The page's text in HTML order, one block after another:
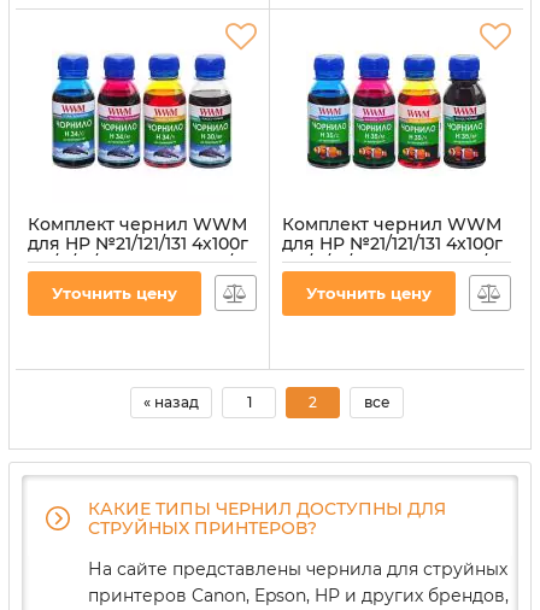
Комплект чернил WWM
для HP №21/121/131 4х100г
BP/C/M/Y Пигментное/
(H30/34SET-2)
Уточнить цену
Комплект чернил WWM
для HP №21/121/131 4х100г
BP/C/M/Y Пигментное/
(H35SET-2) для СНПЧ
Уточнить цену
« назад 1 2 все
КАКИЕ ТИПЫ ЧЕРНИЛ ДОСТУПНЫ ДЛЯ
СТРУЙНЫХ ПРИНТЕРОВ?
На сайте представлены чернила для струйных
принтеров Canon, Epson, HP и других брендов,